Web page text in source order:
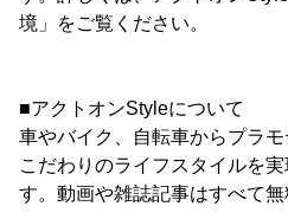
境」をご覧ください。
■アクトオンStyleについて
車やバイク、自転車からプラ
こだわりのライフスタイルを
す。動画や雑誌記事はすべて無